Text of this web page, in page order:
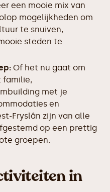
een mooie mix van
mogelijkheden om
te snuiven,
steden te
Of het nu gaat om
familie,
met je
en
Fryslân zijn van alle
op een prettig
groepen.
in